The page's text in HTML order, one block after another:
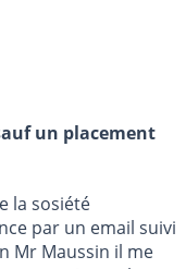
un placement
la sosiété
par un email suivi
Mr Maussin il me